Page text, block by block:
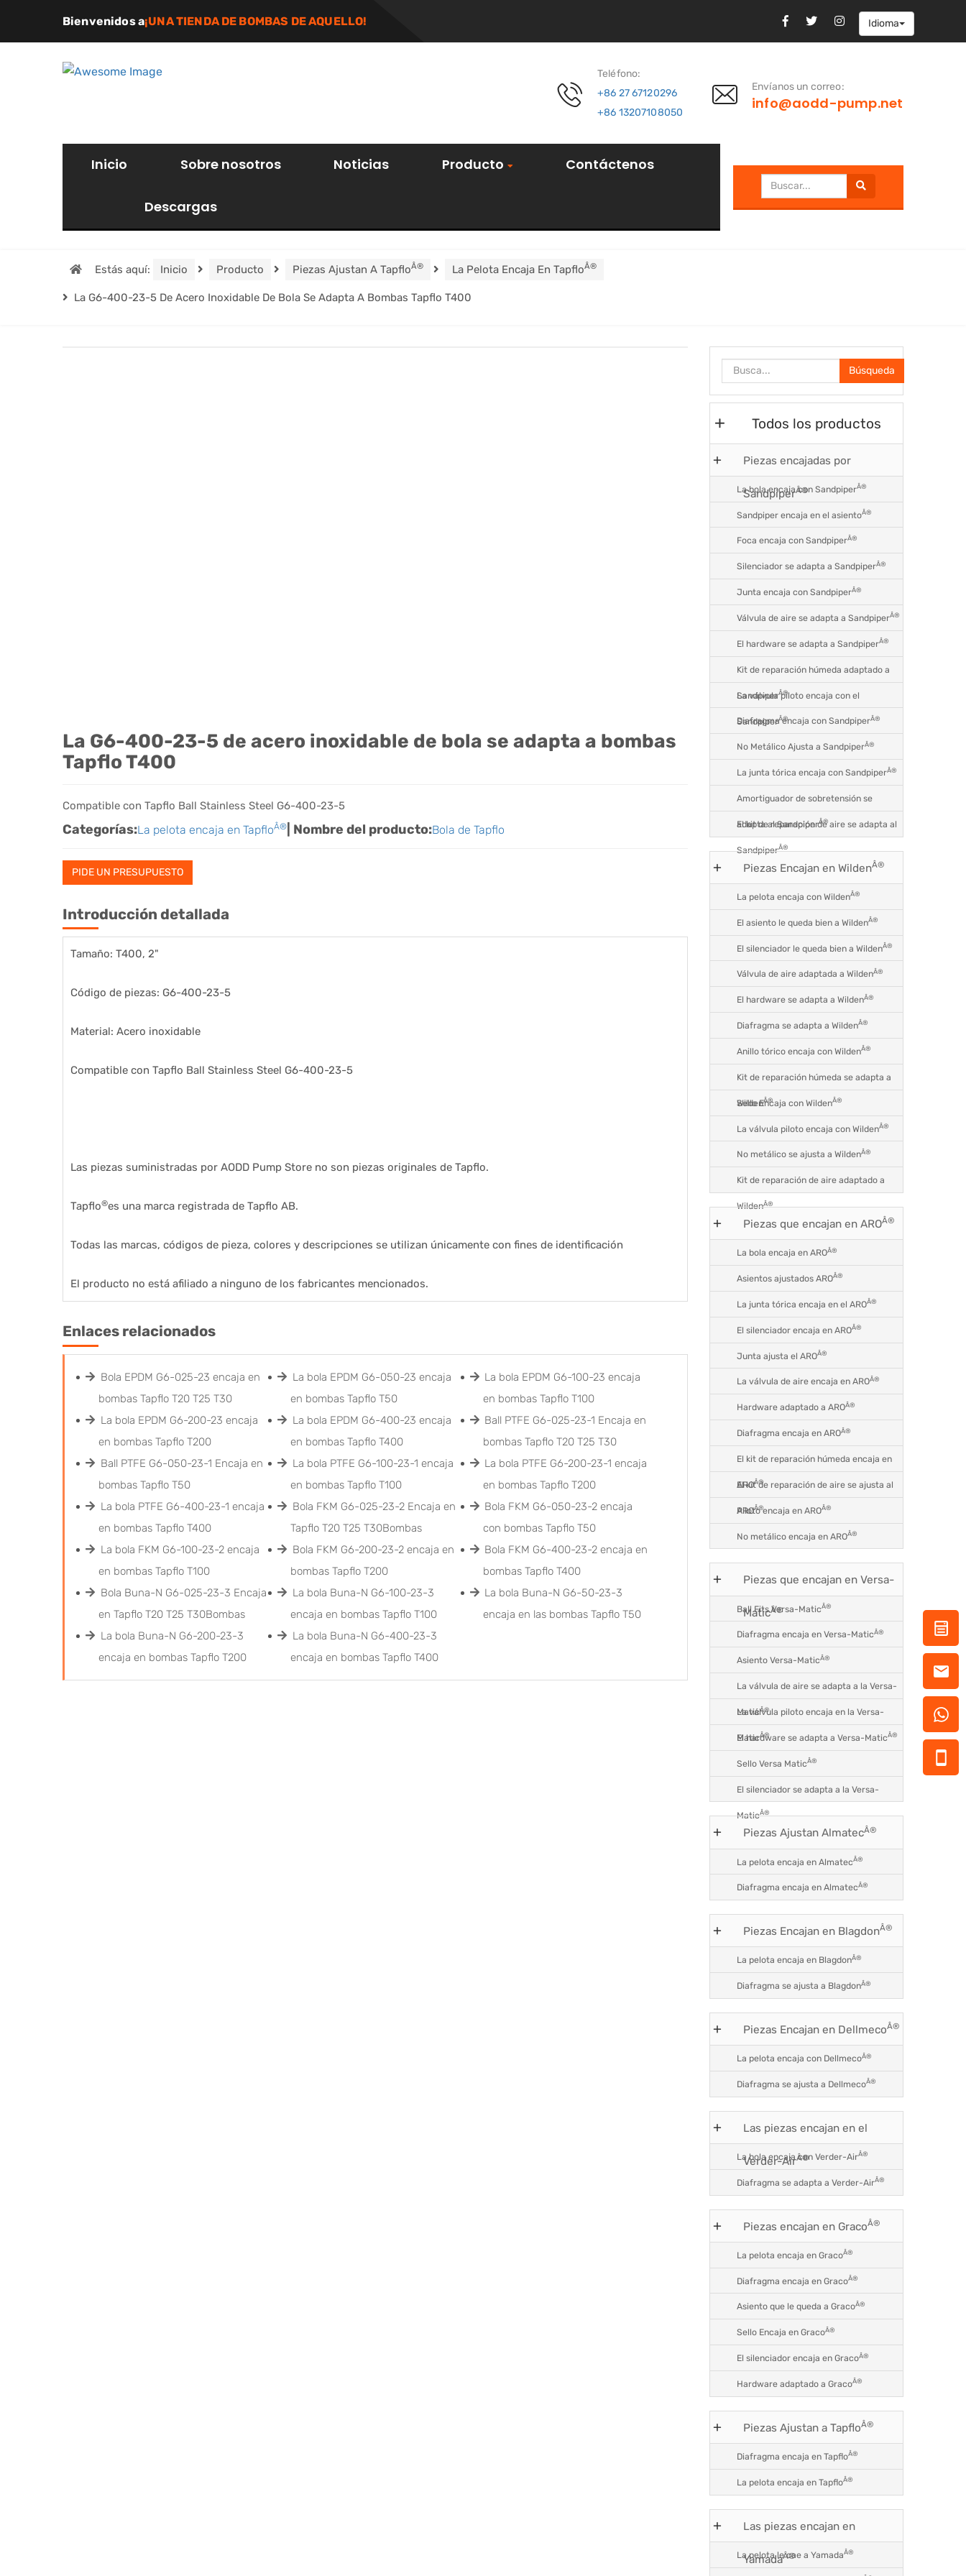
Bienvenidos a¡UNA TIENDA DE BOMBAS DE AQUELLO! Idioma
Teléfono:
+86 27 67120296
+86 13207108050
Envíanos un correo:
info@aodd-pump.net
Inicio Sobre nosotros Noticias Producto Contáctenos
Descargas
Estás aquí: Inicio Producto Piezas Ajustan A TapfloÂ® La Pelota Encaja En TapfloÂ®
La G6-400-23-5 De Acero Inoxidable De Bola Se Adapta A Bombas Tapflo T400
La G6-400-23-5 de acero inoxidable de bola se adapta a bombas
Tapflo T400
Compatible con Tapflo Ball Stainless Steel G6-400-23-5
Categorías:La pelota encaja en TapfloÂ® | Nombre del producto:Bola de Tapflo
PIDE UN PRESUPUESTO
Introducción detallada
Tamaño: T400, 2"
Código de piezas: G6-400-23-5
Material: Acero inoxidable
Compatible con Tapflo Ball Stainless Steel G6-400-23-5
Las piezas suministradas por AODD Pump Store no son piezas originales de Tapflo.
Tapflo®es una marca registrada de Tapflo AB.
Todas las marcas, códigos de pieza, colores y descripciones se utilizan únicamente con fines de identificación
El producto no está afiliado a ninguno de los fabricantes mencionados.
Enlaces relacionados
Bola EPDM G6-025-23 encaja en
bombas Tapflo T20 T25 T30
La bola EPDM G6-050-23 encaja
en bombas Tapflo T50
La bola EPDM G6-100-23 encaja
en bombas Tapflo T100
La bola EPDM G6-200-23 encaja
en bombas Tapflo T200
La bola EPDM G6-400-23 encaja
en bombas Tapflo T400
Ball PTFE G6-025-23-1 Encaja en
bombas Tapflo T20 T25 T30
Ball PTFE G6-050-23-1 Encaja en
bombas Tapflo T50
La bola PTFE G6-100-23-1 encaja
en bombas Tapflo T100
La bola PTFE G6-200-23-1 encaja
en bombas Tapflo T200
La bola PTFE G6-400-23-1 encaja
en bombas Tapflo T400
Bola FKM G6-025-23-2 Encaja en
Tapflo T20 T25 T30Bombas
Bola FKM G6-050-23-2 encaja
con bombas Tapflo T50
La bola FKM G6-100-23-2 encaja
en bombas Tapflo T100
Bola FKM G6-200-23-2 encaja en
bombas Tapflo T200
Bola FKM G6-400-23-2 encaja en
bombas Tapflo T400
Bola Buna-N G6-025-23-3 Encaja
en Tapflo T20 T25 T30Bombas
La bola Buna-N G6-100-23-3
encaja en bombas Tapflo T100
La bola Buna-N G6-50-23-3
encaja en las bombas Tapflo T50
La bola Buna-N G6-200-23-3
encaja en bombas Tapflo T200
La bola Buna-N G6-400-23-3
encaja en bombas Tapflo T400
Búsqueda
Todos los productos
Piezas encajadas por
SandpiperÂ®
La bola encaja con SandpiperÂ®
Sandpiper encaja en el asientoÂ®
Foca encaja con SandpiperÂ®
Silenciador se adapta a SandpiperÂ®
Junta encaja con SandpiperÂ®
Válvula de aire se adapta a SandpiperÂ®
El hardware se adapta a SandpiperÂ®
Kit de reparación húmeda adaptado a
SandpiperÂ®
La válvula piloto encaja con el
SandpiperÂ®
Diafragma encaja con SandpiperÂ®
No Metálico Ajusta a SandpiperÂ®
La junta tórica encaja con SandpiperÂ®
Amortiguador de sobretensión se
adapta al SandpiperÂ®
El kit de reparación de aire se adapta al
SandpiperÂ®
Piezas Encajan en WildenÂ®
La pelota encaja con WildenÂ®
El asiento le queda bien a WildenÂ®
El silenciador le queda bien a WildenÂ®
Válvula de aire adaptada a WildenÂ®
El hardware se adapta a WildenÂ®
Diafragma se adapta a WildenÂ®
Anillo tórico encaja con WildenÂ®
Kit de reparación húmeda se adapta a
WildenÂ®
Sello Encaja con WildenÂ®
La válvula piloto encaja con WildenÂ®
No metálico se ajusta a WildenÂ®
Kit de reparación de aire adaptado a
WildenÂ®
Piezas que encajan en AROÂ®
La bola encaja en AROÂ®
Asientos ajustados AROÂ®
La junta tórica encaja en el AROÂ®
El silenciador encaja en AROÂ®
Junta ajusta el AROÂ®
La válvula de aire encaja en AROÂ®
Hardware adaptado a AROÂ®
Diafragma encaja en AROÂ®
El kit de reparación húmeda encaja en
AROÂ®
El kit de reparación de aire se ajusta al
AROÂ®
Piloto encaja en AROÂ®
No metálico encaja en AROÂ®
Piezas que encajan en Versa-
MaticÂ®
Ball Fits Versa-MaticÂ®
Diafragma encaja en Versa-MaticÂ®
Asiento Versa-MaticÂ®
La válvula de aire se adapta a la Versa-
MaticÂ®
La válvula piloto encaja en la Versa-
MaticÂ®
El hardware se adapta a Versa-MaticÂ®
Sello Versa MaticÂ®
El silenciador se adapta a la Versa-
MaticÂ®
Piezas Ajustan AlmatecÂ®
La pelota encaja en AlmatecÂ®
Diafragma encaja en AlmatecÂ®
Piezas Encajan en BlagdonÂ®
La pelota encaja en BlagdonÂ®
Diafragma se ajusta a BlagdonÂ®
Piezas Encajan en DellmecoÂ®
La pelota encaja con DellmecoÂ®
Diafragma se ajusta a DellmecoÂ®
Las piezas encajan en el
Verder-AirÂ®
La bola encaja con Verder-AirÂ®
Diafragma se adapta a Verder-AirÂ®
Piezas encajan en GracoÂ®
La pelota encaja en GracoÂ®
Diafragma encaja en GracoÂ®
Asiento que le queda a GracoÂ®
Sello Encaja en GracoÂ®
El silenciador encaja en GracoÂ®
Hardware adaptado a GracoÂ®
Piezas Ajustan a TapfloÂ®
Diafragma encaja en TapfloÂ®
La pelota encaja en TapfloÂ®
Las piezas encajan en
YamadaÂ®
La pelota le cae a YamadaÂ®